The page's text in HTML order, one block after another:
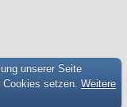
unserer Seite
setzen. Weitere